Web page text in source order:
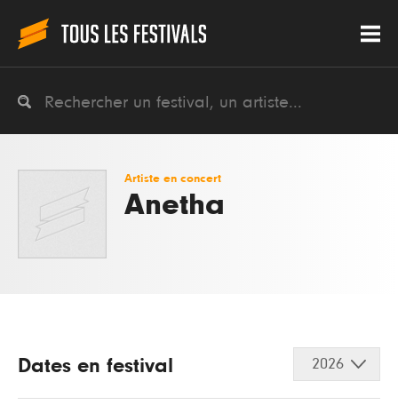
Artiste en concert
Anetha
Dates en festival 2026